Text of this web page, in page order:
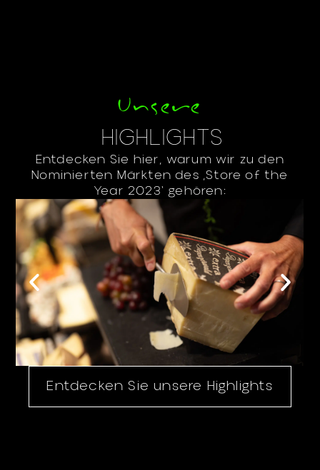
Unsere
HIGHLIGHTS
Entdecken Sie hier, warum wir zu den
Nominierten Märkten des ‚Store of the
Year 2023‘ gehören:
Entdecken Sie unsere Highlights